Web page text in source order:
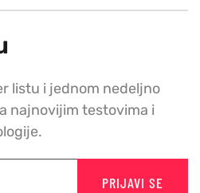
listu i jednom nedeljno
najnovijim testovima i
PRIJAVI SE